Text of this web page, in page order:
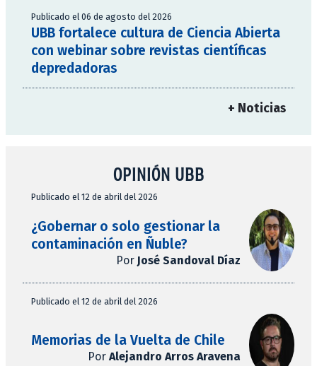
Publicado el 06 de agosto del 2026
UBB fortalece cultura de Ciencia Abierta
con webinar sobre revistas científicas
depredadoras
+ Noticias
OPINIÓN UBB
Publicado el 12 de abril del 2026
¿Gobernar o solo gestionar la
contaminación en Ñuble?
Por José Sandoval Díaz
Publicado el 12 de abril del 2026
Memorias de la Vuelta de Chile
Por Alejandro Arros Aravena